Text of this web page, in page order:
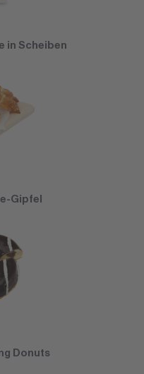
in Scheiben
Gipfel
Donuts